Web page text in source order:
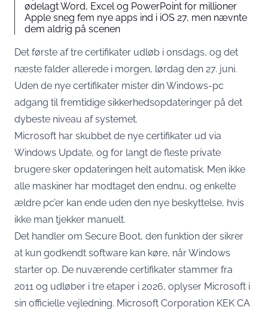
ødelagt Word, Excel og PowerPoint for millioner
Apple sneg fem nye apps ind i iOS 27, men nævnte
dem aldrig på scenen
Det første af tre certifikater udløb i onsdags, og det
næste falder allerede i morgen, lørdag den 27. juni.
Uden de nye certifikater mister din Windows-pc
adgang til fremtidige sikkerhedsopdateringer på det
dybeste niveau af systemet.
Microsoft har skubbet de nye certifikater ud via
Windows Update, og for langt de fleste private
brugere sker opdateringen helt automatisk. Men ikke
alle maskiner har modtaget den endnu, og enkelte
ældre pc’er kan ende uden den nye beskyttelse, hvis
ikke man tjekker manuelt.
Det handler om Secure Boot, den funktion der sikrer
at kun godkendt software kan køre, når Windows
starter op. De nuværende certifikater stammer fra
2011 og udløber i tre etaper i 2026, oplyser Microsoft i
sin officielle vejledning. Microsoft Corporation KEK CA